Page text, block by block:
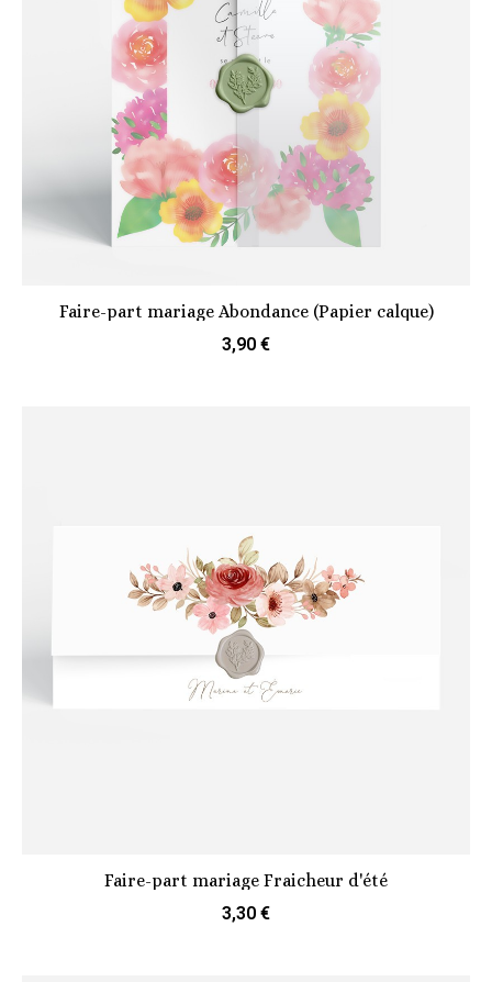
Faire-part mariage Abondance (Papier calque)
3,90 €
Faire-part mariage Fraicheur d'été
3,30 €